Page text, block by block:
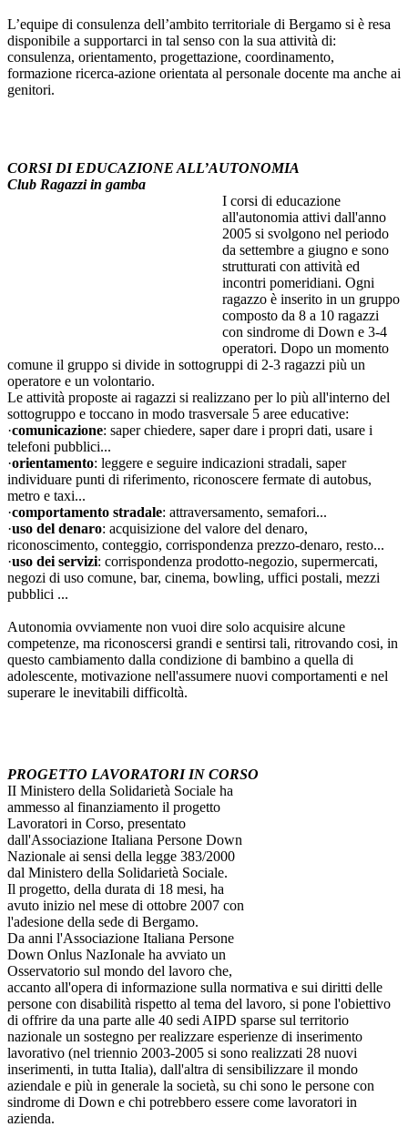
L’equipe di consulenza dell’ambito territoriale di Bergamo si è resa
disponibile a supportarci in tal senso con la sua attività di:
consulenza, orientamento, progettazione, coordinamento,
formazione ricerca-azione orientata al personale docente ma anche ai
genitori.
CORSI DI EDUCAZIONE ALL’AUTONOMIA
Club Ragazzi in gamba
I corsi di educazione
all'autonomia attivi dall'anno
2005 si svolgono nel periodo
da settembre a giugno e sono
strutturati con attività ed
incontri pomeridiani. Ogni
ragazzo è inserito in un gruppo
composto da 8 a 10 ragazzi
con sindrome di Down e 3-4
operatori. Dopo un momento
comune il gruppo si divide in sottogruppi di 2-3 ragazzi più un
operatore e un volontario.
Le attività proposte ai ragazzi si realizzano per lo più all'interno del
sottogruppo e toccano in modo trasversale 5 aree educative:
·comunicazione: saper chiedere, saper dare i propri dati, usare i
telefoni pubblici...
·orientamento: leggere e seguire indicazioni stradali, saper
individuare punti di riferimento, riconoscere fermate di autobus,
metro e taxi...
·comportamento stradale: attraversamento, semafori...
·uso del denaro: acquisizione del valore del denaro,
riconoscimento, conteggio, corrispondenza prezzo-denaro, resto...
·uso dei servizi: corrispondenza prodotto-negozio, supermercati,
negozi di uso comune, bar, cinema, bowling, uffici postali, mezzi
pubblici ...
Autonomia ovviamente non vuoi dire solo acquisire alcune
competenze, ma riconoscersi grandi e sentirsi tali, ritrovando cosi, in
questo cambiamento dalla condizione di bambino a quella di
adolescente, motivazione nell'assumere nuovi comportamenti e nel
superare le inevitabili difficoltà.
PROGETTO LAVORATORI IN CORSO
II Ministero della Solidarietà Sociale ha
ammesso al finanziamento il progetto
Lavoratori in Corso, presentato
dall'Associazione Italiana Persone Down
Nazionale ai sensi della legge 383/2000
dal Ministero della Solidarietà Sociale.
Il progetto, della durata di 18 mesi, ha
avuto inizio nel mese di ottobre 2007 con
l'adesione della sede di Bergamo.
Da anni l'Associazione Italiana Persone
Down Onlus NazIonale ha avviato un
Osservatorio sul mondo del lavoro che,
accanto all'opera di informazione sulla normativa e sui diritti delle
persone con disabilità rispetto al tema del lavoro, si pone l'obiettivo
di offrire da una parte alle 40 sedi AIPD sparse sul territorio
nazionale un sostegno per realizzare esperienze di inserimento
lavorativo (nel triennio 2003-2005 si sono realizzati 28 nuovi
inserimenti, in tutta Italia), dall'altra di sensibilizzare il mondo
aziendale e più in generale la società, su chi sono le persone con
sindrome di Down e chi potrebbero essere come lavoratori in
azienda.